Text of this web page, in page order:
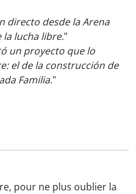
directo desde la Arena
la lucha libre."
un proyecto que lo
el de la construcción de
Familia."
pour ne plus oublier la